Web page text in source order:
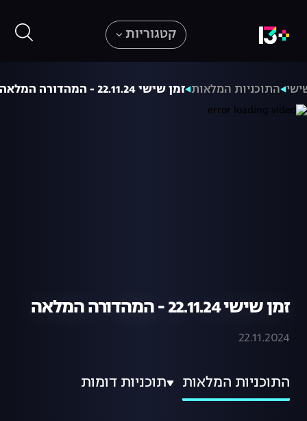
קטגוריות
התוכניות המלאות זמן שישי 22.11.24 - המהדורה המלאה
זמן שישי 22.11.24 - המהדורה המלאה
22.11.2024
התוכניות המלאות תוכניות דומות